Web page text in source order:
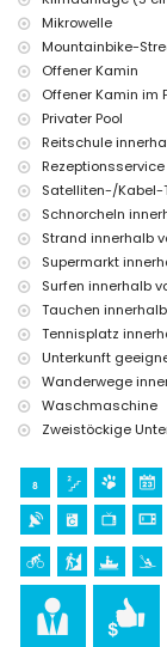
Unterhaltungs-
Benitachell, Costa
Architektonisches
historischer Ort
Kilometern von der
Museum (Pueblo
Magdalena,
(innerhalb von 10
Sport
Tennis, Reiten,
Kajakfahren,
5 Kilometern von
Golf (Club de Golf
Klettern
Mikrowelle
Mountainbike-
Offener Kamin
Offener Kamin im
Privater Pool
Reitschule
Rezeptionsservice
Satelliten-/Kabel-
Schnorcheln
Strand innerhalb
Supermarkt
Surfen innerhalb
Tauchen
Tennisplatz
Unterkunft
Wanderwege
Waschmaschine
Zweistöckige